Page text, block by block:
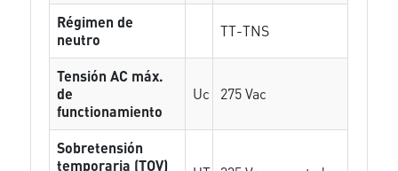
Régimen de
neutro
TT-TNS
Tensión AC máx.
de
functionamiento
Uc 275 Vac
Sobretensión
temporaria (TOV)